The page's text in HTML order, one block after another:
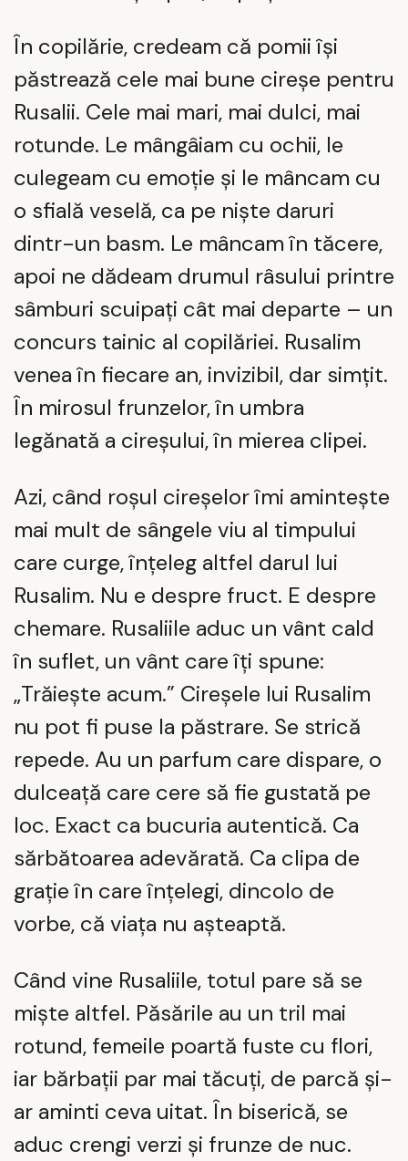
În copilărie, credeam că pomii își
păstrează cele mai bune cireșe pentru
Rusalii. Cele mai mari, mai dulci, mai
rotunde. Le mângâiam cu ochii, le
culegeam cu emoție și le mâncam cu
o sfială veselă, ca pe niște daruri
dintr-un basm. Le mâncam în tăcere,
apoi ne dădeam drumul râsului printre
sâmburi scuipați cât mai departe – un
concurs tainic al copilăriei. Rusalim
venea în fiecare an, invizibil, dar simțit.
În mirosul frunzelor, în umbra
legănată a cireșului, în mierea clipei.
Azi, când roșul cireșelor îmi amintește
mai mult de sângele viu al timpului
care curge, înțeleg altfel darul lui
Rusalim. Nu e despre fruct. E despre
chemare. Rusaliile aduc un vânt cald
în suflet, un vânt care îți spune:
„Trăiește acum.” Cireșele lui Rusalim
nu pot fi puse la păstrare. Se strică
repede. Au un parfum care dispare, o
dulceață care cere să fie gustată pe
loc. Exact ca bucuria autentică. Ca
sărbătoarea adevărată. Ca clipa de
grație în care înțelegi, dincolo de
vorbe, că viața nu așteaptă.
Când vine Rusaliile, totul pare să se
miște altfel. Păsările au un tril mai
rotund, femeile poartă fuste cu flori,
iar bărbații par mai tăcuți, de parcă și-
ar aminti ceva uitat. În biserică, se
aduc crengi verzi și frunze de nuc.